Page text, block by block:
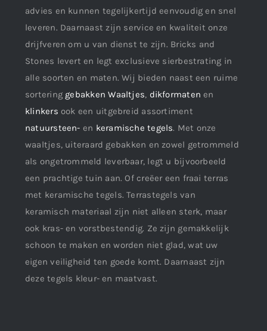
advies en kunnen tegelijkertijd eenvoudig en snel
leveren. Daarnaast zijn service en kwaliteit onze
drijfveren om u van dienst te zijn. Bricks and
Stones levert en legt exclusieve sierbestrating in
alle soorten en maten. Wij bieden naast een ruime
sortering gebakken Waaltjes, dikformaten en
klinkers ook een uitgebreid assortiment
natuursteen- en keramische tegels. Met onze
waaltjes, uiteraard gebakken en zowel getrommeld
als ongetrommeld leverbaar, legt u bijvoorbeeld
een prachtige tuin aan. Of creëer een fraai terras
met keramische tegels. Terrastegels van
keramisch materiaal zijn niet alleen sterk, maar
ook kras- en vorstbestendig. Ze zijn gemakkelijk
schoon te maken en worden niet glad, wat uw
eigen veiligheid ten goede komt. Daarnaast zijn
deze tegels kleur- en maatvast.